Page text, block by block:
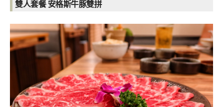
雙人套餐 安格斯牛豚雙拼